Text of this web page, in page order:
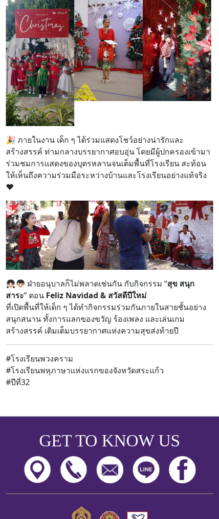
🎉 ภายในงาน เด็ก ๆ ได้ร่วมแสดงโชว์อย่างน่ารักและ
สร้างสรรค์ ท่ามกลางบรรยากาศอบอุ่น โดยมีผู้ปกครองเข้ามา
ร่วมชมการแสดงของบุตรหลานจนเต็มพื้นที่โรงเรียน สะท้อน
ให้เห็นถึงความร่วมมือระหว่างบ้านและโรงเรียนอย่างแท้จริง
❤️
👧🏻👦🏻 ฝ่ายอนุบาลก็ไม่พลาดเช่นกัน กับกิจกรรม “สุข สนุก
สาระ” ตอน Feliz Navidad & สวัสดีปีใหม่
ที่เปิดพื้นที่ให้เด็ก ๆ ได้ทำกิจกรรมร่วมกันภายในสายชั้นอย่าง
สนุกสนาน ทั้งการแลกของขวัญ ร้องเพลง และเล่นเกม
สร้างสรรค์ เติมเต็มบรรยากาศแห่งความสุขส่งท้ายปี
#โรงเรียนพวงคราม
#โรงเรียนพหุภาษาแห่งแรกของจังหวัดสระแก้ว
#ปีที่32
GET TO KNOW US